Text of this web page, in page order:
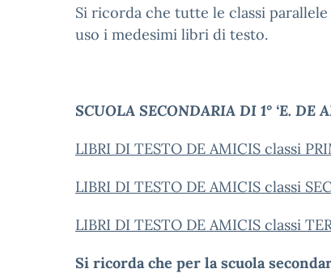
Si ricorda che tutte le classi
uso i medesimi libri di testo.
SCUOLA SECONDARIA DI 1° ‘E. DE
LIBRI DI TESTO DE AMICIS classi
LIBRI DI TESTO DE AMICIS classi
LIBRI DI TESTO DE AMICIS classi
Si ricorda che per la scuola